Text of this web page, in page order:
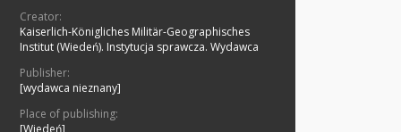
Creator:
Kaiserlich-Königliches Militär-Geographisches
Institut (Wiedeń). Instytucja sprawcza. Wydawca
Publisher:
[wydawca nieznany]
Place of publishing: